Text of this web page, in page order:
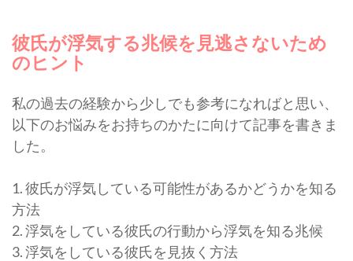
彼氏が浮気する兆候を見逃さないため
のヒント
私の過去の経験から少しでも参考になればと思い、
以下のお悩みをお持ちのかたに向けて記事を書きま
した。
1. 彼氏が浮気している可能性があるかどうかを知る
方法
2. 浮気をしている彼氏の行動から浮気を知る兆候
3. 浮気をしている彼氏を見抜く方法